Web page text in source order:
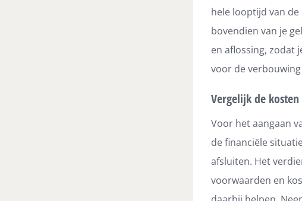
hele looptijd van
bovendien van je
en aflossing, zodat
voor de
Vergelijk de
Voor het aangaan
de financiële
afsluiten. Het
voorwaarden en